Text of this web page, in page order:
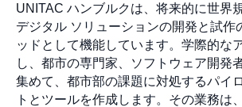
UNITAC ハンブルクは、将来的に世界
デジタル ソリューションの開発と試作
ッドとして機能しています。学際的な
し、都市の専門家、ソフトウェア開発
集めて、都市部の課題に対処するパイ
トとツールを作成します。その業務は